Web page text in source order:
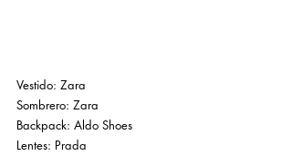
Vestido: Zara
Sombrero: Zara
Backpack: Aldo Shoes
Lentes: Prada